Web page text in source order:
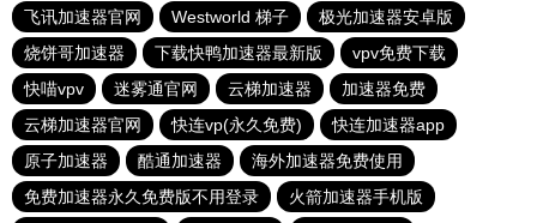
飞讯加速器官网
Westworld 梯子
极光加速器安卓版
烧饼哥加速器
下载快鸭加速器最新版
vpv免费下载
快喵vpv
迷雾通官网 云梯加速器
加速器免费
云梯加速器官网
快连vp(永久免费)
快连加速器app
原子加速器
酷通加速器
海外加速器免费使用
免费加速器永久免费版不用登录
火箭加速器手机版